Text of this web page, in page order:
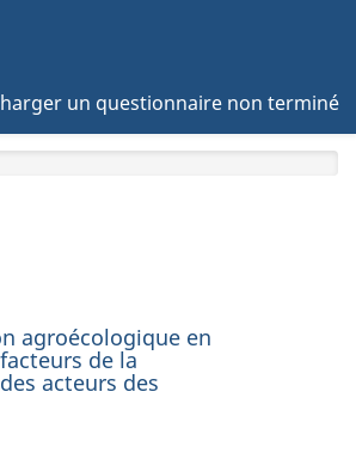
un questionnaire non terminé
agroécologique en
de la
acteurs des